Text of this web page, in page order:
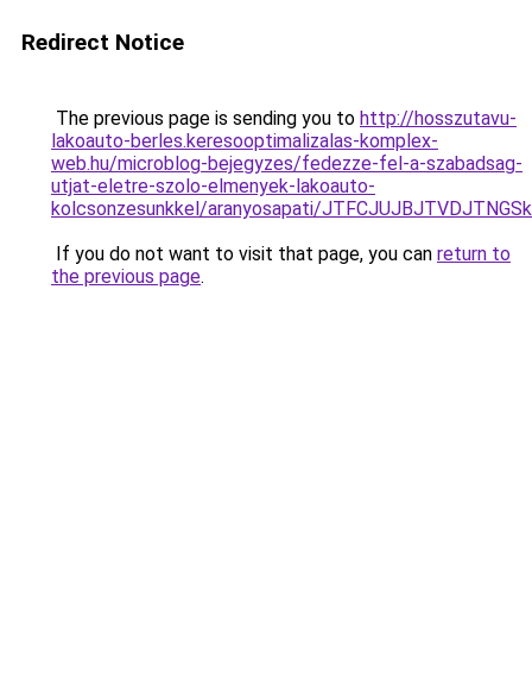
Redirect Notice
The previous page is sending you to http://hosszutavu-
lakoauto-berles.keresooptimalizalas-komplex-
web.hu/microblog-bejegyzes/fedezze-fel-a-szabadsag-
utjat-eletre-szolo-elmenyek-lakoauto-
kolcsonzesunkkel/aranyosapati/
If you do not want to visit that page, you can return to
the previous page.